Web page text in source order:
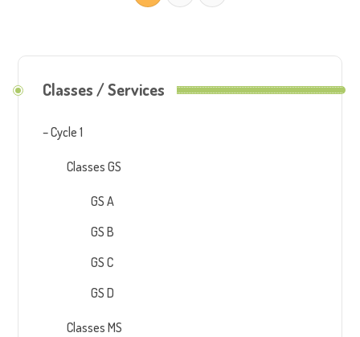
Classes / Services
– Cycle 1
Classes GS
GS A
GS B
GS C
GS D
Classes MS